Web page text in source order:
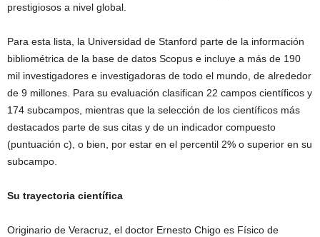
prestigiosos a nivel global.
Para esta lista, la Universidad de Stanford parte de la información
bibliométrica de la base de datos Scopus e incluye a más de 190
mil investigadores e investigadoras de todo el mundo, de alrededor
de 9 millones. Para su evaluación clasifican 22 campos científicos y
174 subcampos, mientras que la selección de los científicos más
destacados parte de sus citas y de un indicador compuesto
(puntuación c), o bien, por estar en el percentil 2% o superior en su
subcampo.
Su trayectoria científica
Originario de Veracruz, el doctor Ernesto Chigo es Físico de